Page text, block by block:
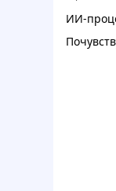
ИИ-